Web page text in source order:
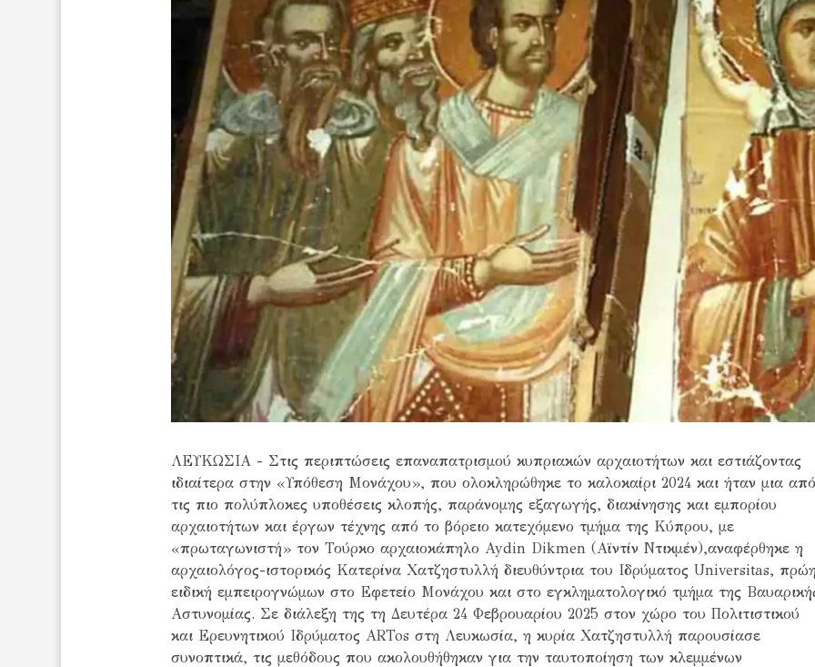
ΛΕΥΚΩΣΙΑ - Στις περιπτώσεις επαναπατρισμού κυπριακών αρχαιοτήτων και εστιάζοντας
ιδιαίτερα στην «Υπόθεση Μονάχου», που ολοκληρώθηκε το καλοκαίρι 2024 και ήταν μια
τις πιο πολύπλοκες υποθέσεις κλοπής, παράνομης εξαγωγής, διακίνησης και εμπορίου
αρχαιοτήτων και έργων τέχνης από το βόρειο κατεχόμενο τμήμα της Κύπρου, με
«πρωταγωνιστή» τον Τούρκο αρχαιοκάπηλο Aydin Dikmen (Αϊντίν Ντικμέν),αναφέρθηκε η
αρχαιολόγος-ιστορικός Κατερίνα Χατζηστυλλή διευθύντρια του Ιδρύματος Universitas,
ειδική εμπειρογνώμων στο Εφετείο Μονάχου και στο εγκληματολογικό τμήμα της
Αστυνομίας. Σε διάλεξη της τη Δευτέρα 24 Φεβρουαρίου 2025 στον χώρο του Πολιτιστικού
και Ερευνητικού Ιδρύματος ARTos στη Λευκωσία, η κυρία Χατζηστυλλή παρουσίασε
συνοπτικά, τις μεθόδους που ακολουθήθηκαν για την ταυτοποίηση των κλεμμένων